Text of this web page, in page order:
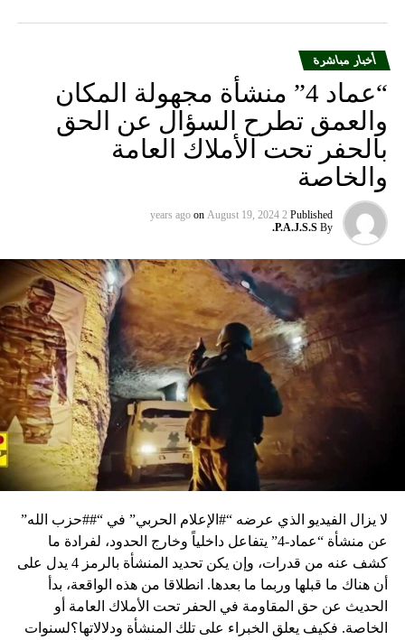
أخبار مباشرة
“عماد 4” منشأة مجهولة المكان
والعمق تطرح السؤال عن الحق
بالحفر تحت الأملاك العامة
والخاصة
Published
2 years ago
on August 19, 2024
By
P.A.J.S.S.
لا يزال الفيديو الذي عرضه “#الإعلام الحربي” في “##حزب الله”
عن منشأة “عماد-4” يتفاعل داخلياً وخارج الحدود، لفرادة ما
كشف عنه من قدرات، وإن يكن تحديد المنشأة بالرمز 4 يدل على
أن هناك ما قبلها وربما ما بعدها. انطلاقا من هذه الواقعة، بدأ
الحديث عن حق المقاومة في الحفر تحت الأملاك العامة أو
الخاصة. فكيف يعلق الخبراء على تلك المنشأة ودلالاتها؟لسنوات